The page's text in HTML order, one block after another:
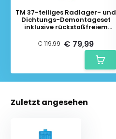
TM 37-teiliges Radlager- und
Dichtungs-Demontageset
inklusive rückstoßfreiem
€ 119,99 € 79,99
Zuletzt angesehen